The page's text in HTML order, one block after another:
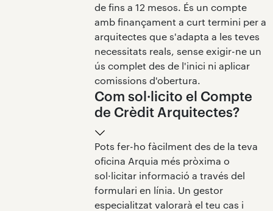
de fins a 12 mesos. És un compte
amb finançament a curt termini per a
arquitectes que s'adapta a les teves
necessitats reals, sense exigir-ne un
ús complet des de l'inici ni aplicar
comissions d'obertura.
Com sol·licito el Compte
de Crèdit Arquitectes?
Pots fer-ho fàcilment des de la teva
oficina Arquia més pròxima o
sol·licitar informació a través del
formulari en línia. Un gestor
especialitzat valorarà el teu cas i